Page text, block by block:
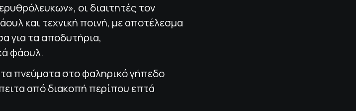
οι διαιτητές τον
και τεχνική ποινή, με αποτέλεσμα
για τα αποδυτήρια,
φάουλ.
πνεύματα στο φαληρικό γήπεδο
από διακοπή περίπου επτά